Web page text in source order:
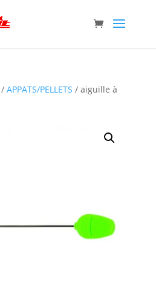
/ APPATS/PELLETS / aiguille à